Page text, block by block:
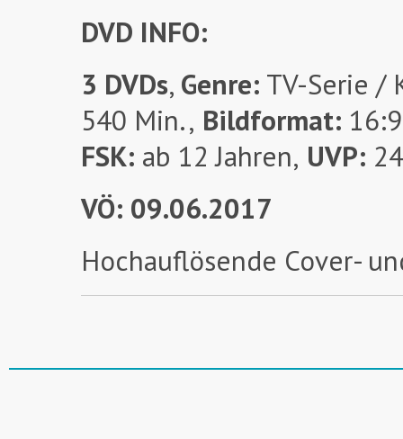
DVD INFO:
3 DVDs, Genre: TV-Serie /
540 Min., Bildformat:
FSK: ab 12 Jahren, UVP:
VÖ: 09.06.2017
Hochauflösende Cover-